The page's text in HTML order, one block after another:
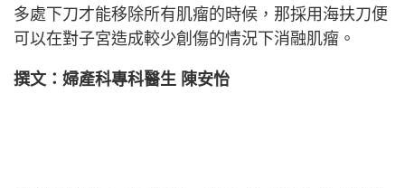
多處下刀才能移除所有肌瘤的時候，那採用海扶刀便
可以在對子宮造成較少創傷的情況下消融肌瘤。
撰文：婦產科專科醫生 陳安怡